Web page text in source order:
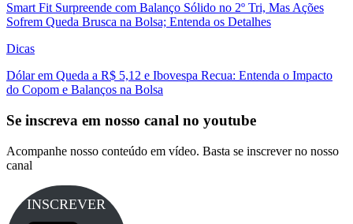
Smart Fit Surpreende com Balanço Sólido no 2º Tri, Mas Ações
Sofrem Queda Brusca na Bolsa; Entenda os Detalhes
Dicas
Dólar em Queda a R$ 5,12 e Ibovespa Recua: Entenda o Impacto
do Copom e Balanços na Bolsa
Se inscreva em nosso canal no youtube
Acompanhe nosso conteúdo em vídeo. Basta se inscrever no nosso
canal
INSCREVER